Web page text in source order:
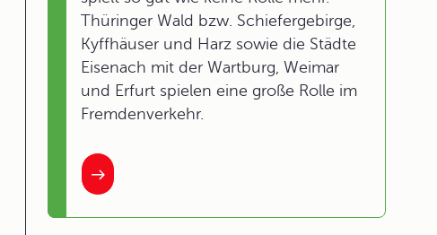
Thüringer Wald bzw. Schiefergebirge,
Kyffhäuser und Harz sowie die Städte
Eisenach mit der Wartburg, Weimar
und Erfurt spielen eine große Rolle im
Fremdenverkehr.